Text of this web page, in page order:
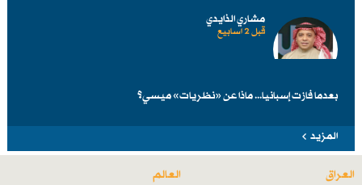
مشاري الذايدي
قبل 2 اسابیع
بعدما فازت إسبانيا... ماذا عن «نظريات» ميسي؟
المزيد
العراق العالم